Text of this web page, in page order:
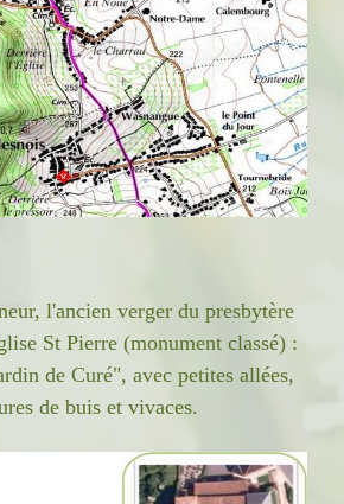
l'ancien verger du presbytère
St Pierre (monument classé) :
de Curé", avec petites allées,
de buis et vivaces.